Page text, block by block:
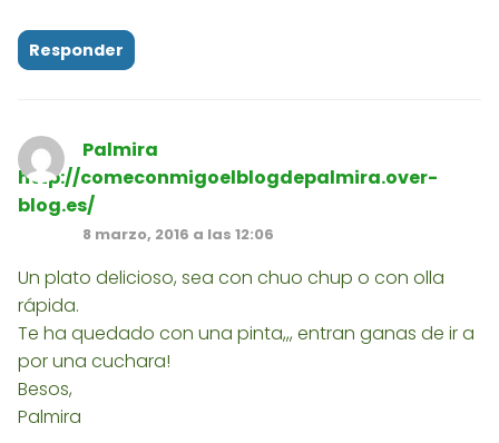
Responder
Palmira
http://comeconmigoelblogdepalmira.over-
blog.es/
8 marzo, 2016 a las 12:06
Un plato delicioso, sea con chuo chup o con olla
rápida.
Te ha quedado con una pinta,,, entran ganas de ir a
por una cuchara!
Besos,
Palmira